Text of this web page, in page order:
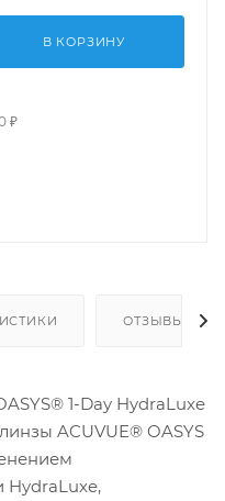
В КОРЗИНУ
₽
ОТЗЫВЫ(2)
1-Day HydraLuxe
ACUVUE® OASYS
HydraLuxe,